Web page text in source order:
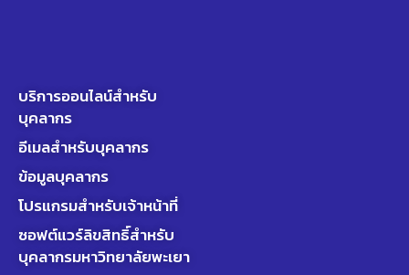
บริการออนไลน์สำหรับ
บุคลากร
อีเมลสำหรับบุคลากร
ข้อมูลบุคลากร
โปรแกรมสำหรับเจ้าหน้าที่
ซอฟต์แวร์ลิขสิทธิ์สำหรับ
บุคลากรมหาวิทยาลัยพะเยา